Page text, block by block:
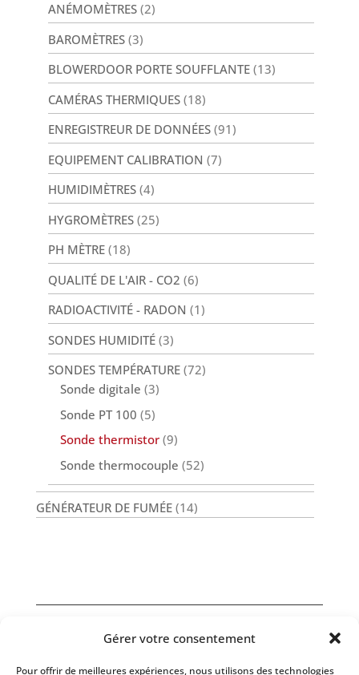
Gérer votre consentement
Pour offrir de meilleures expériences, nous utilisons des technologies
ANÉMOMÈTRES (2)
BAROMÈTRES (3)
BLOWERDOOR PORTE SOUFFLANTE (13)
CAMÉRAS THERMIQUES (18)
ENREGISTREUR DE DONNÉES (91)
EQUIPEMENT CALIBRATION (7)
HUMIDIMÈTRES (4)
HYGROMÈTRES (25)
PH MÈTRE (18)
QUALITÉ DE L'AIR - CO2 (6)
RADIOACTIVITÉ - RADON (1)
SONDES HUMIDITÉ (3)
SONDES TEMPÉRATURE (72)
Sonde digitale (3)
Sonde PT 100 (5)
Sonde thermistor (9)
Sonde thermocouple (52)
GÉNÉRATEUR DE FUMÉE (14)
Nos Services